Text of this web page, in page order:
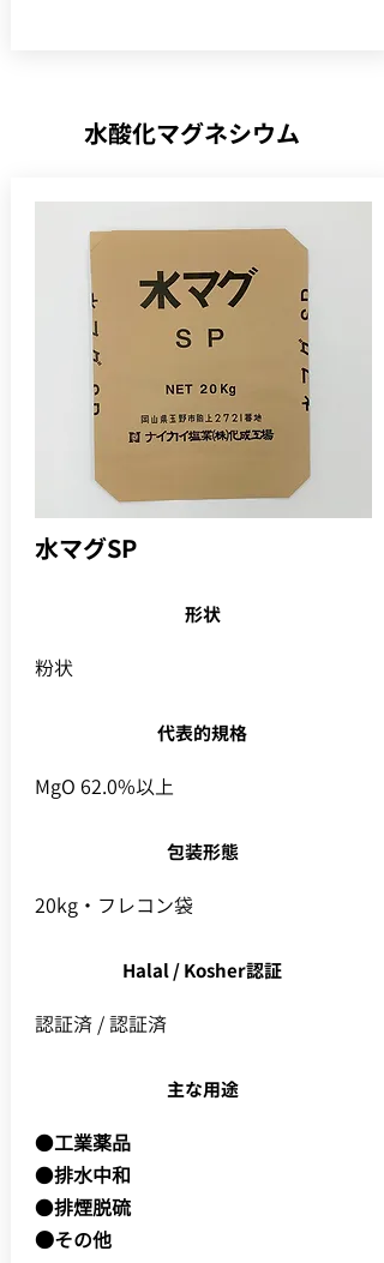
水酸化マグネシウム
水マグSP
形状
粉状
代表的規格
MgO 62.0%以上
包装形態
20kg・フレコン袋
Halal / Kosher認証
認証済 / 認証済
主な用途
●工業薬品
●排水中和
●排煙脱硫
●その他